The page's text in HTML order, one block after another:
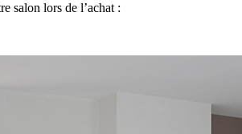
salon lors de l’achat :